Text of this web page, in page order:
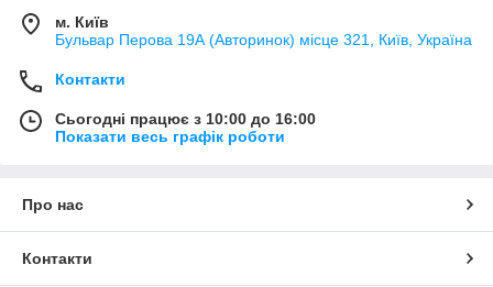
м. Київ
Бульвар Перова 19А (Авторинок) місце 321, Київ, Україна
Контакти
Сьогодні працює з 10:00 до 16:00
Показати весь графік роботи
Про нас
Контакти